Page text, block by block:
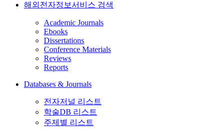
해외전자정보서비스 검색
Academic Journals
Ebooks
Dissertations
Conference Materials
Reviews
Reports
Databases & Journals
전자저널 리스트
학술DB 리스트
주제별 리스트